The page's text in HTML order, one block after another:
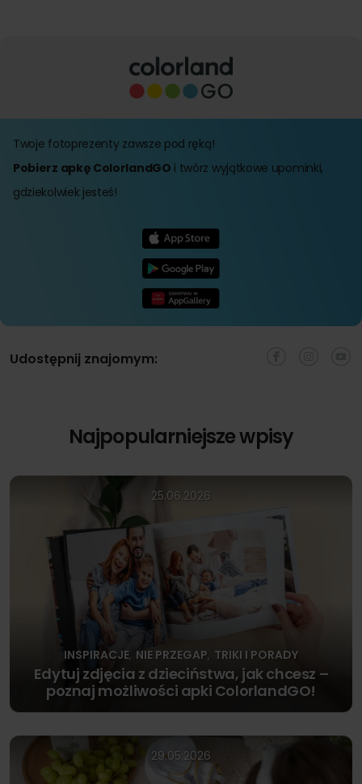
Twoje fotoprezenty zawsze pod ręką!
Pobierz apkę ColorlandGO i twórz wyjątkowe upominki,
gdziekolwiek jesteś!
Udostępnij znajomym:
Najpopularniejsze wpisy
25.06.2026
INSPIRACJE, NIE PRZEGAP, TRIKI I PORADY
Edytuj zdjęcia z dzieciństwa, jak chcesz –
poznaj możliwości apki ColorlandGO!
29.05.2026